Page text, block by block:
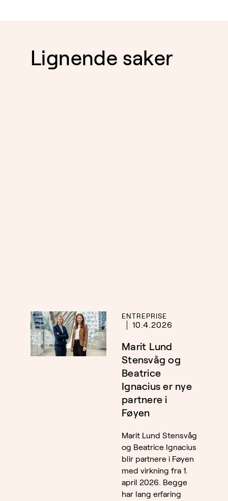
Lignende saker
ENTREPRISE
10.4.2026
Marit Lund
Stensvåg og
Beatrice
Ignacius er nye
partnere i
Føyen
Marit Lund Stensvåg
og Beatrice Ignacius
blir partnere i Føyen
med virkning fra 1.
april 2026. Begge
har lang erfaring